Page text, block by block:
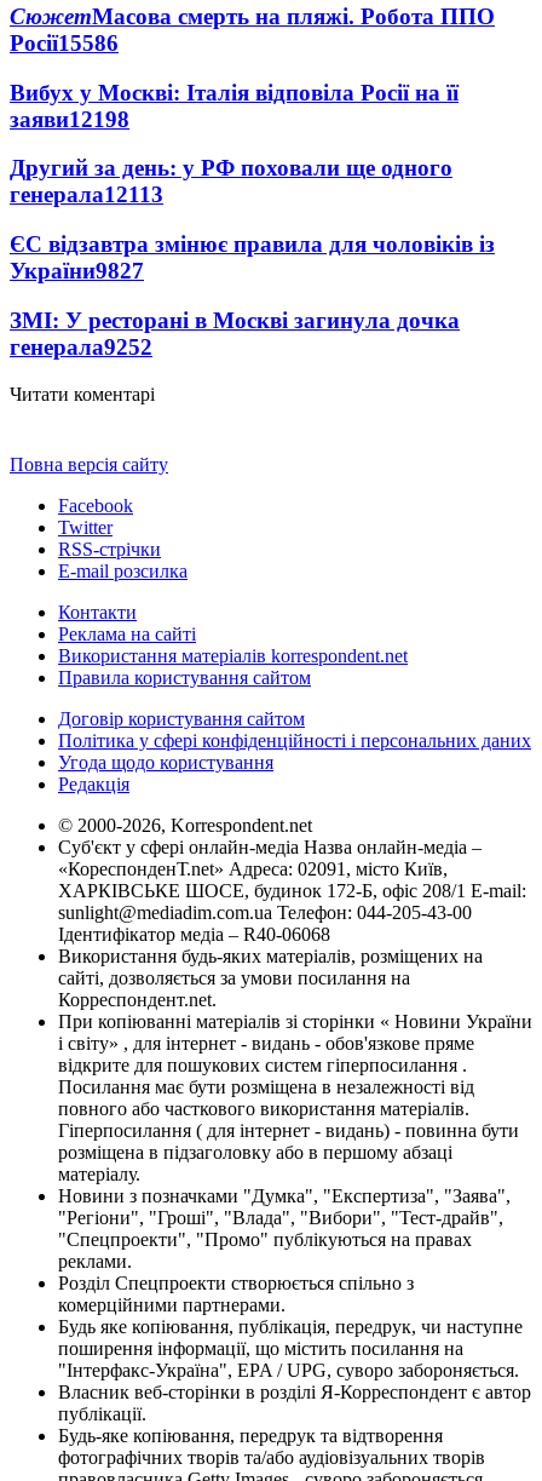
СюжетМасова смерть на пляжі. Робота ППО
Росії15586
Вибух у Москві: Італія відповіла Росії на її
заяви12198
Другий за день: у РФ поховали ще одного
генерала12113
ЄС відзавтра змінює правила для чоловіків із
України9827
ЗМІ: У ресторані в Москві загинула дочка
генерала9252
Читати коментарі
Повна версія сайту
Facebook
Twitter
RSS-стрічки
E-mail розсилка
Контакти
Реклама на сайті
Використання матеріалів korrespondent.net
Правила користування сайтом
Договір користування сайтом
Політика у сфері конфіденційності і персональних даних
Угода щодо користування
Редакція
© 2000-2026, Korrespondent.net
Суб'єкт у сфері онлайн-медіа Назва онлайн-медіа –
«КореспонденТ.net» Адреса: 02091, місто Київ,
ХАРКІВСЬКЕ ШОСЕ, будинок 172-Б, офіс 208/1 E-mail:
sunlight@mediadim.com.ua Телефон: 044-205-43-00
Ідентифікатор медіа – R40-06068
Використання будь-яких матеріалів, розміщених на
сайті, дозволяється за умови посилання на
Корреспондент.net.
При копіюванні матеріалів зі сторінки « Новини України
і світу» , для інтернет - видань - обов'язкове пряме
відкрите для пошукових систем гіперпосилання .
Посилання має бути розміщена в незалежності від
повного або часткового використання матеріалів.
Гіперпосилання ( для інтернет - видань) - повинна бути
розміщена в підзаголовку або в першому абзаці
матеріалу.
Новини з позначками "Думка", "Експертиза", "Заява",
"Регіони", "Гроші", "Влада", "Вибори", "Тест-драйв",
"Спецпроекти", "Промо" публікуються на правах
реклами.
Розділ Спецпроекти створюється спільно з
комерційними партнерами.
Будь яке копіювання, публікація, передрук, чи наступне
поширення інформації, що містить посилання на
"Інтерфакс-Україна", EPA / UPG, суворо забороняється.
Власник веб-сторінки в розділі Я-Корреспондент є автор
публікації.
Будь-яке копіювання, передрук та відтворення
фотографічних творів та/або аудіовізуальних творів